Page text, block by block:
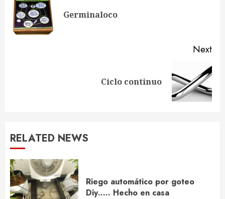
Germinaloco
Next
Ciclo continuo
RELATED NEWS
Riego automático por goteo
Diy….. Hecho en casa